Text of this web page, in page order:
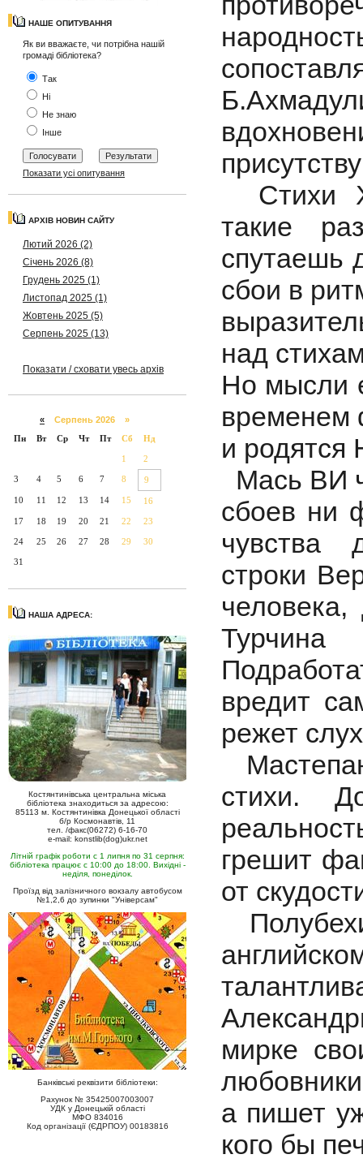
НАШЕ ОПИТУВАННЯ
Як ви вважаєте, чи потрібна нашій
громаді бібліотека?
Так
Ні
Не знаю
Інше
Показати усі опитування
АРХІВ НОВИН САЙТУ
Лютий 2026 (2)
Січень 2026 (8)
Грудень 2025 (1)
Листопад 2025 (1)
Жовтень 2025 (5)
Серпень 2025 (13)
Показати / сховати увесь архів
« Серпень 2026 »
Пн
Вт Ср Чт Пт Сб Нд
1 2
3 4 5 6 7 8 9
10 11 12 13 14 15 16
17 18 19 20 21 22 23
24 25 26 27 28 29 30
31
НАША АДРЕСА:
Костянтинівська центральна міська
бібліотека знаходиться за адресою:
85113 м. Костянтинівка Донецької області
б/р Космонавтів, 11
тел. /факс(06272) 6-16-70
e-mail: konstlib(dog)ukr.net
Літній графік роботи с 1 липня по 31 серпня:
бібліотека працює с 10:00 до 18:00. Вихідні -
неділя, понеділок.
Проїзд від залізничного вокзалу автобусом
№1,2,6 до зупинки "Універсам"
Банківські реквізити бібліотеки:
Рахунок № 35425007003007
УДК у Донецькій області
МФО 834016
Код організації (ЄДРПОУ) 00183816
Стихи
такие
спутаешь
сбои в
над
Но мысли
временем
и родятся
Мась ВИ
сбоев ни
чувства
строки
вредит
режет
стихи.
грешит
от
мирке
а пишет
кого бы